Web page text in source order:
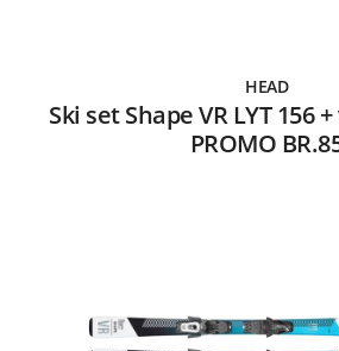
HEAD
Ski set Shape VR LYT 156
PROMO